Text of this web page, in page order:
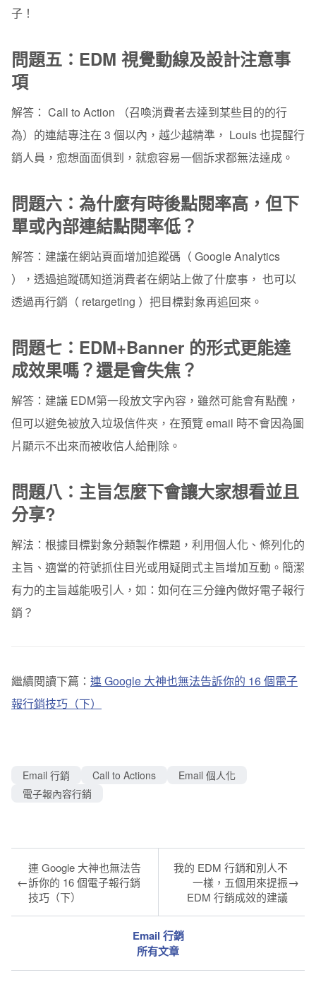
子！
問題五：EDM 視覺動線及設計注意事
項
解答： Call to Action （召喚消費者去達到某些目的的行
為）的連結專注在 3 個以內，越少越精準， Louis 也提醒行
銷人員，愈想面面俱到，就愈容易一個訴求都無法達成。
問題六：為什麼有時後點閱率高，但下
單或內部連結點閱率低？
解答： 建議在網站頁面增加追蹤碼（ Google Analytics
），透過追蹤碼知道消費者在網站上做了什麼事， 也可以
透過再行銷（ retargeting ）把目標對象再追回來。
問題七：EDM+Banner 的形式更能達
成效果嗎？還是會失焦？
解答： 建議 EDM第一段放文字內容，雖然可能會有點醜，
但可以避免被放入垃圾信件夾，在預覽 email 時不會因為圖
片顯示不出來而被收信人給刪除。
問題八：主旨怎麼下會讓大家想看並且
分享?
解法： 根據目標對象分類製作標題，利用個人化、條列化的
主旨、適當的符號抓住目光或用疑問式主旨增加互動。簡潔
有力的主旨越能吸引人，如：如何在三分鐘內做好電子報行
銷？
繼續閱讀下篇： 連 Google 大神也無法告訴你的 16 個電子
報行銷技巧（下）
Email 行銷 Call to Actions
Email 個人化
電子報內容行銷
←
連 Google 大神也無法告
訴你的 16 個電子報行銷
技巧（下）
Email 行銷
所有文章
我的 EDM 行銷和別人不
一樣，五個用來提振
EDM 行銷成效的建議
→